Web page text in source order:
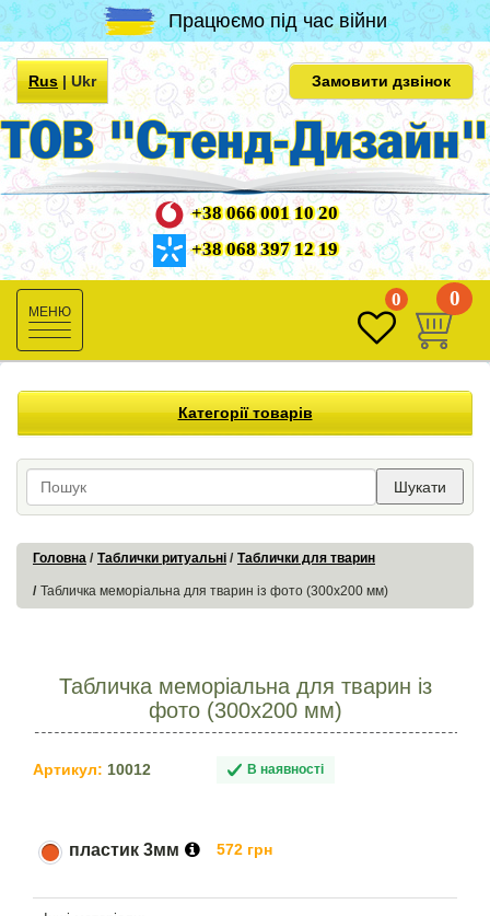
Працюємо під час війни
Rus|Ukr Замовити дзвінок
+38 066 001 10 20
+38 068 397 12 19
Toggle
navigation
0 0
Категорії товарів
Шукати
Головна Таблички ритуальні Таблички для тварин
Табличка меморіальна для тварин із фото (300х200 мм)
Табличка меморіальна для тварин із
фото (300х200 мм)
Артикул: 10012 В наявності
пластик 3мм 572 грн